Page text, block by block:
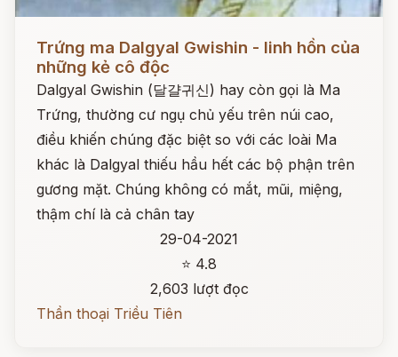
Trứng ma Dalgyal Gwishin - linh hồn của
những kẻ cô độc
Dalgyal Gwishin (달걀귀신) hay còn gọi là Ma
Trứng, thường cư ngụ chủ yếu trên núi cao,
điều khiến chúng đặc biệt so với các loài Ma
khác là Dalgyal thiếu hầu hết các bộ phận trên
gương mặt. Chúng không có mắt, mũi, miệng,
thậm chí là cả chân tay
29-04-2021
⭐ 4.8
2,603 lượt đọc
Thần thoại Triều Tiên